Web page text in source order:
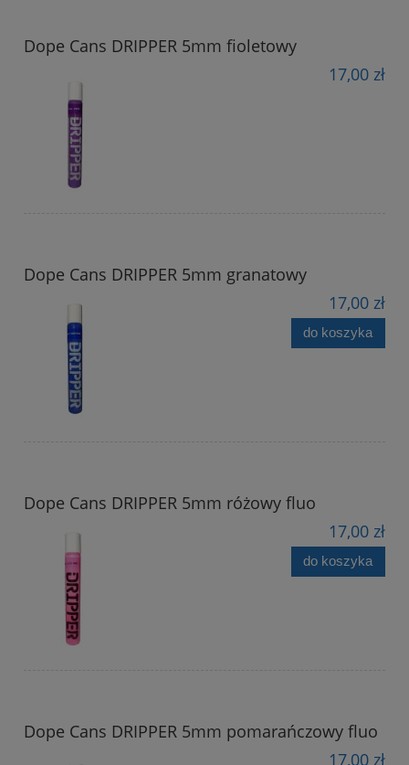
Dope Cans DRIPPER 5mm fioletowy
17,00 zł
Dope Cans DRIPPER 5mm granatowy
17,00 zł
do koszyka
Dope Cans DRIPPER 5mm różowy fluo
17,00 zł
do koszyka
Dope Cans DRIPPER 5mm pomarańczowy fluo
17,00 zł